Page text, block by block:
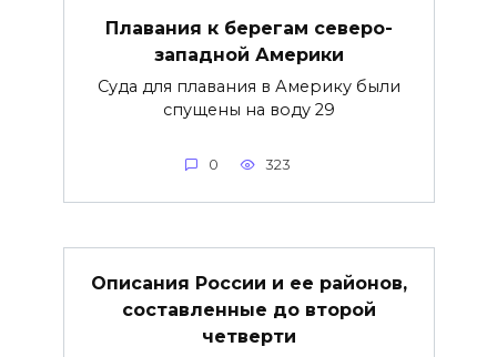
Плавания к берегам северо-
западной Америки
Суда для плавания в Америку были
спущены на воду 29
0 323
Описания России и ее районов,
составленные до второй
четверти